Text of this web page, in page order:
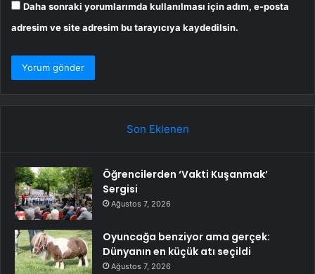
Daha sonraki yorumlarımda kullanılması için adım, e-posta
adresim ve site adresim bu tarayıcıya kaydedilsin.
Son Eklenen
Öğrencilerden ‘Vakti Kuşanmak’
Sergisi
Ağustos 7, 2026
Oyuncağa benziyor ama gerçek:
Dünyanın en küçük atı seçildi
Ağustos 7, 2026